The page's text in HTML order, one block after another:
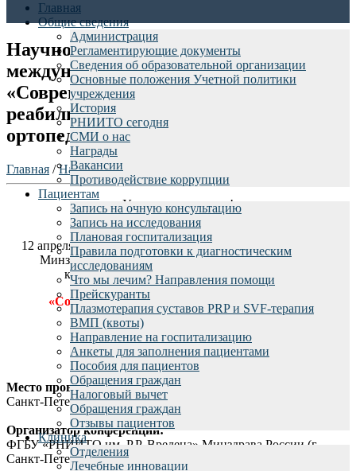
Главная
Общие сведения
Администрация
Регламентирующие документы
Сведения об образовательной организации
Основные положения Учетной политики
учреждения
История
РНИИТО сегодня
СМИ о нас
Награды
Вакансии
Противодействие коррупции
Пациентам
Запись на очную консультацию
Запись на исследования
Плановая госпитализация
Правила подготовки к диагностическим
исследованиям
Что мы лечим? Направления помощи
Прейскуранты
Плазмотерапия суставов PRP и SVF-терапия
ВМП (квоты)
Направление на госпитализацию
Анкеты для заполнения пациентами
Пособия для пациентов
Обращения граждан
Налоговый вычет
Обращения граждан
Отзывы пациентов
Клиника
Отделения
Лечебные инновации
Научно-практическая конференция с
международным участием
«Современные возможности
реабилитации в травматологии и
ортопедии», 12 апреля 2019 года
Главная /Наука/Конференции
Уважаемые коллеги!
12 апреля 2019 года в ФГБУ «РНИИТО им. Р.Р. Вредена»
Минздрава России состоится научно-практическая
конференция с международным участием
«Современные возможности реабилитации в
травматологии и ортопедии»
Программа конференции
Место проведения конференции:
Санкт-Петербург, ул. Академика Байкова, 8
Организатор конференции:
ФГБУ «РНИИТО им. Р.Р. Вредена» Минздрава России (г.
Санкт-Петербург)